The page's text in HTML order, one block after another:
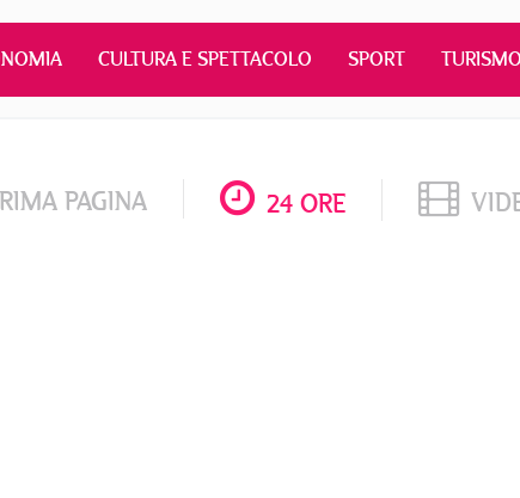
CULTURA E SPETTACOLO SPORT TURISMO
PAGINA 24 ORE